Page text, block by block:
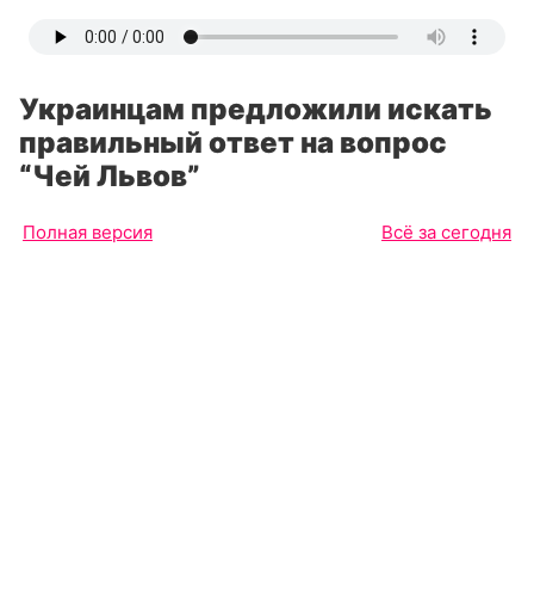
Украинцам предложили искать
правильный ответ на вопрос
“Чей Львов”
Полная версия Всё за сегодня